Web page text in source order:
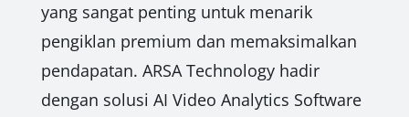
yang sangat penting untuk menarik
pengiklan premium dan memaksimalkan
pendapatan. ARSA Technology hadir
dengan solusi AI Video Analytics Software